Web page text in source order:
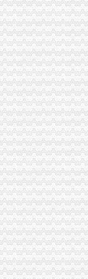
作效率
息化培训方案
”重庆代办营业执照行动
照新闻发布会
《止销条例》学习宣
监管保护春耕播种
行政执法工作
效
办点
项整
机护农专项理行动
理央视“3.15”晚会移转的渝中
发展
活动
念活动
教育培训
能方便企业
公司三八红旗集体
征信系统开发建设
腐败
系列活动